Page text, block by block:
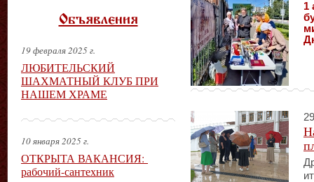
1
Объявления
19 февраля 2025 г.
ЛЮБИТЕЛЬСКИЙ
ШАХМАТНЫЙ КЛУБ ПРИ
НАШЕМ ХРАМЕ
10 января 2025 г.
ОТКРЫТА ВАКАНСИЯ:
рабочий-сантехник